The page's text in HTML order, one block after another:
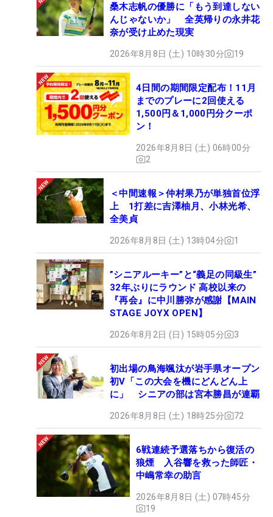
桑木志帆の優勝に「もう到達しない
んじゃないか」 全英帰りの永井花
奈が受け止めた現実
2026年8月8日 (土) 10時30分 19
4日間の期間限定配布！11月
までのプレーに2回使える
1,500円＆1,000円分クーポ
ン！
2026年8月8日 (土) 06時00分
2
＜中間速報＞仲村果乃が単独首位浮
上 1打差に吉澤柚月、小林光希、
全美貞
2026年8月8日 (土) 13時04分 1
”シニアルーキー”と“義足の同級生”
32年ぶりにラウンド 高校以来の
『再会』に中川勝弥が感謝【MAIN
STAGE JOYX OPEN】
2026年8月2日 (日) 15時05分 3
初出場の鳥海颯汰が岩手県オープン
初V「この大会を機にどんどん上
に」 シニアの部は宮本勝昌が連覇
2026年8月8日 (土) 18時25分 72
6戦連続予選落ちから復活の
狼煙 入谷響を救った師匠・
中嶋常幸の助言
2026年8月8日 (土) 07時45分
19